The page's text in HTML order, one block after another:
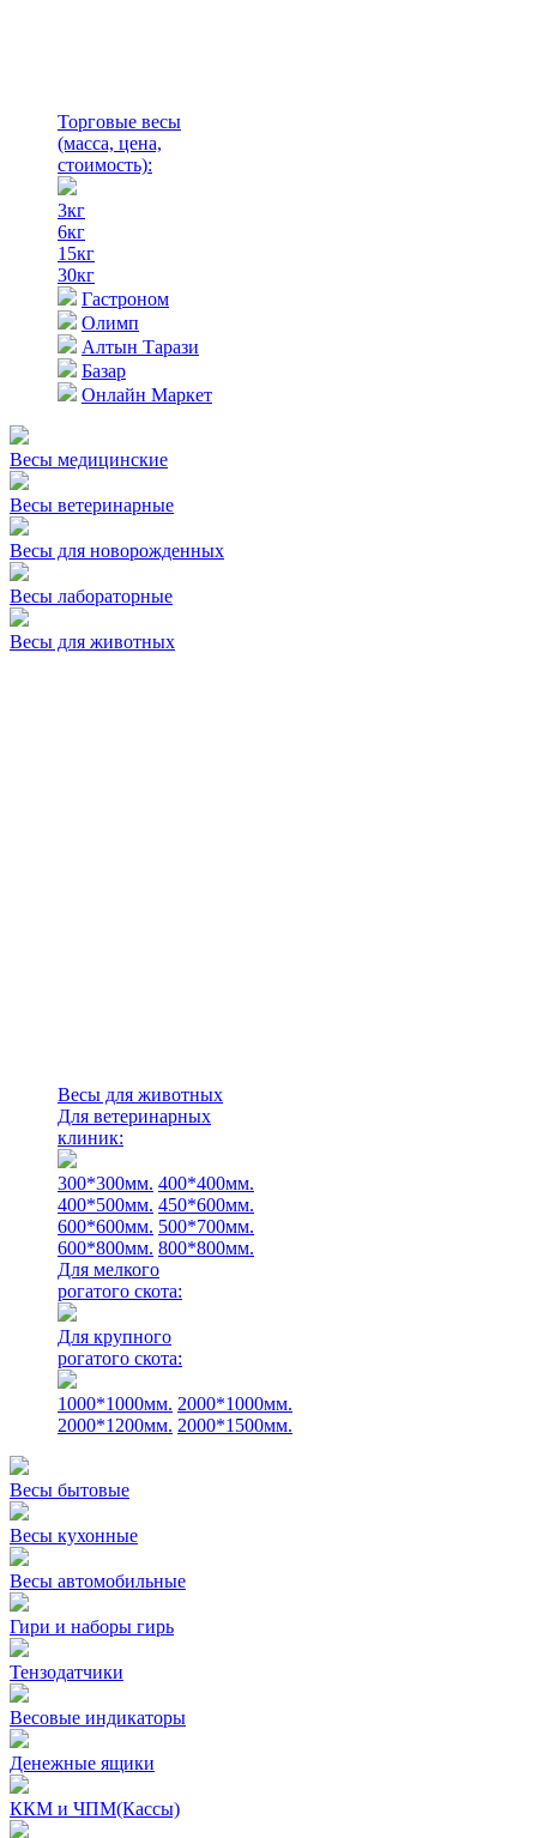
Торговые весы
(масса, цена,
стоимость):
3кг
6кг
15кг
30кг
Гастроном
Олимп
Алтын Тарази
Базар
Онлайн Маркет
Весы медицинские
Весы ветеринарные
Весы для новорожденных
Весы лабораторные
Весы для животных
Весы для животных
Для ветеринарных
клиник:
300*300мм. 400*400мм.
400*500мм. 450*600мм.
600*600мм. 500*700мм.
600*800мм. 800*800мм.
Для мелкого
рогатого скота:
Для крупного
рогатого скота:
1000*1000мм. 2000*1000мм.
2000*1200мм. 2000*1500мм.
Весы бытовые
Весы кухонные
Весы автомобильные
Гири и наборы гирь
Тензодатчики
Весовые индикаторы
Денежные ящики
ККМ и ЧПМ(Кассы)